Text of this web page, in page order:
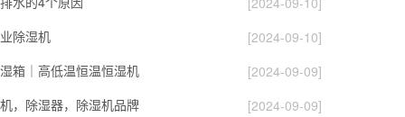
除湿机
[2024-09-10]
箱｜高低温恒温恒湿机
[2024-09-09]
，除湿器，除湿机品牌
[2024-09-09]